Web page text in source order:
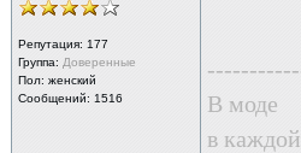
Репутация: 177
Группа: Доверенные
Пол: женский
Сообщений: 1516
В моде
в каждой